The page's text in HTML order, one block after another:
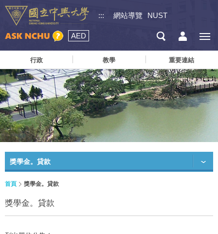
::: 網站導覽 NUST
AED
行政 教學 重要連結
獎學金。貸款
首頁 獎學金。貸款
獎學金。貸款